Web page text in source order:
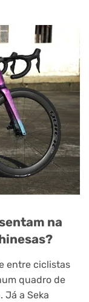
na
entre ciclistas
quadro de
Já a Seka